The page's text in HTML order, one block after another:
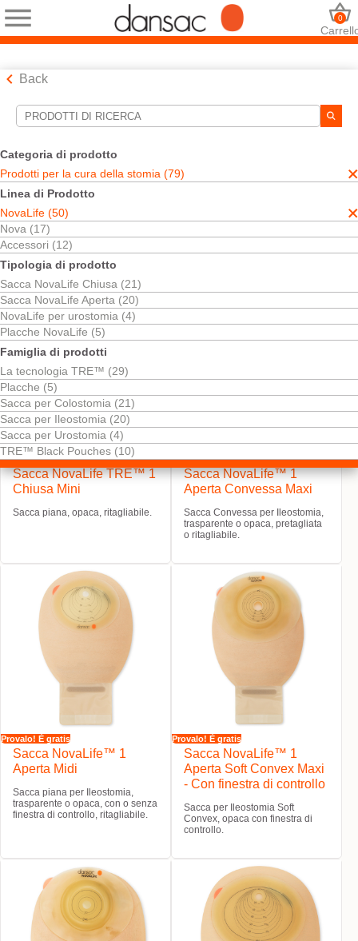
0
Back
Categoria di prodotto
Prodotti per la cura della stomia (79)
Linea di Prodotto
NovaLife (50)
Nova (17)
Accessori (12)
Tipologia di prodotto
Sacca NovaLife Chiusa (21)
Sacca NovaLife Aperta (20)
NovaLife per urostomia (4)
Placche NovaLife (5)
Famiglia di prodotti
La tecnologia TRE™ (29)
Placche (5)
Sacca per Colostomia (21)
Sacca per Ileostomia (20)
Sacca per Urostomia (4)
TRE™ Black Pouches (10)
Strumenti di ricerca
Le tue selezioni:
Prodotti per la cura della stomia
NovaLife
Ordina per:
Provalo! È gratis
Sacca NovaLife TRE™ 1
Chiusa Mini
Sacca piana, opaca, ritagliabile.
Provalo! È gratis
Sacca NovaLife™ 1
Aperta Convessa Maxi
Sacca Convessa per Ileostomia,
trasparente o opaca, pretagliata
o ritagliabile.
Provalo! È gratis
Sacca NovaLife™ 1
Aperta Midi
Sacca piana per Ileostomia,
trasparente o opaca, con o senza
finestra di controllo, ritagliabile.
Provalo! È gratis
Sacca NovaLife™ 1
Aperta Soft Convex Maxi
- Con finestra di controllo
Sacca per Ileostomia Soft
Convex, opaca con finestra di
controllo.